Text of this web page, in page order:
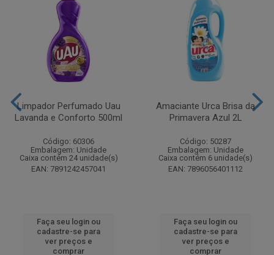
Limpador Perfumado Uau
Lavanda e Conforto 500ml
Código: 60306
Embalagem: Unidade
Caixa contém 24 unidade(s)
EAN: 7891242457041
Faça seu login ou
cadastre-se para
ver preços e
comprar
Amaciante Urca Brisa da
Primavera Azul 2L
Código: 50287
Embalagem: Unidade
Caixa contém 6 unidade(s)
EAN: 7896056401112
Faça seu login ou
cadastre-se para
ver preços e
comprar